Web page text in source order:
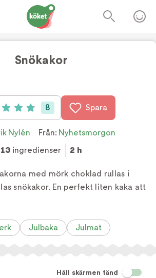
Snökakor
av 5 (8 röster)
8 Spara
Nylén Från: Nyhetsmorgon
13 ingredienser 2 h
med mörk choklad rullas i
snökakor. En perfekt liten kaka att
Julbaka Julmat
Håll skärmen tänd